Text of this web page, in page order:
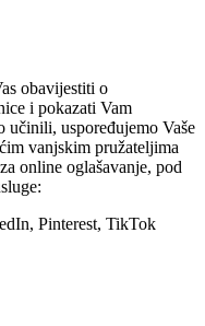
obavijestiti o
i pokazati Vam
učinili, uspoređujemo Vaše
vanjskim pružateljima
online oglašavanje, pod
Pinterest, TikTok